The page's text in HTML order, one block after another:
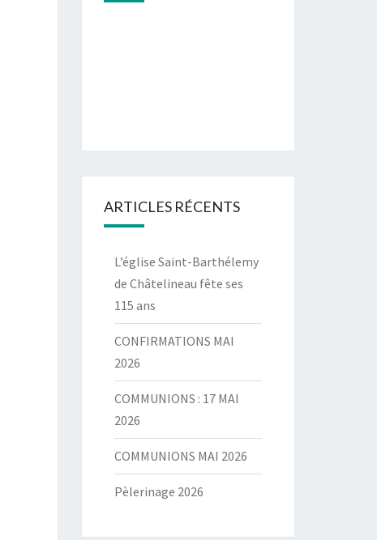
ARTICLES RÉCENTS
L’église Saint-Barthélemy
de Châtelineau fête ses
115 ans
CONFIRMATIONS MAI
2026
COMMUNIONS : 17 MAI
2026
COMMUNIONS MAI 2026
Pèlerinage 2026